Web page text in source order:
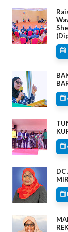
DC